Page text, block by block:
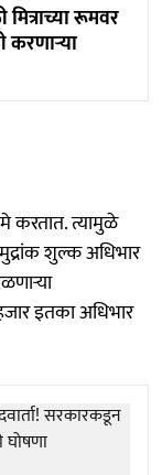
मित्राच्या रूमवर
करणाऱ्या
करतात. त्यामुळे
शुल्क अधिभार
इतका अधिभार